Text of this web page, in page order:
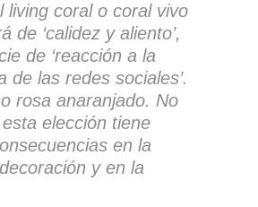
living coral o coral vivo
de ‘calidez y aliento’,
de ‘reacción a la
de las redes sociales’.
rosa anaranjado. No
elección tiene
en la
y en la